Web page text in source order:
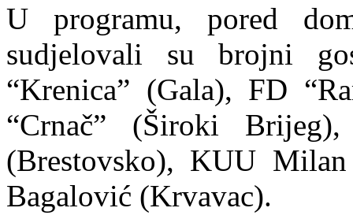
U programu, pored
sudjelovali su brojni
“Krenica” (Gala), FD
“Crnač” (Široki
(Brestovsko), KUU
Bagalović (Krvavac).